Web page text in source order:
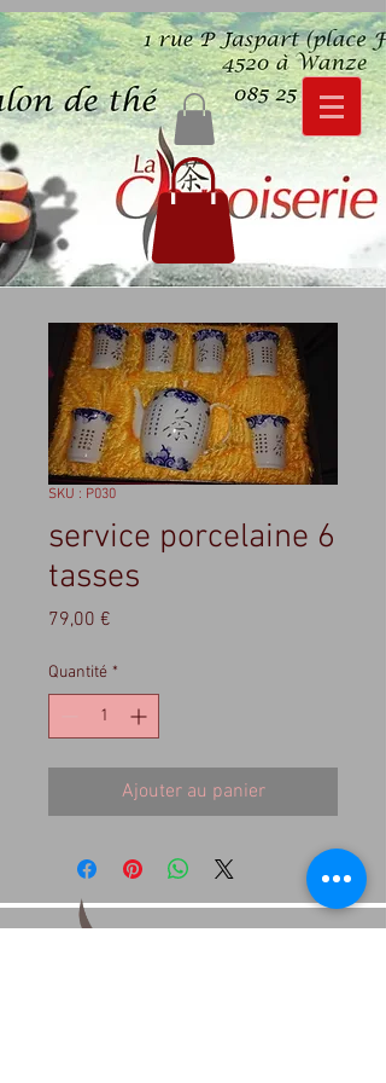
SKU : P030
service porcelaine 6
tasses
79,00 €
Quantité *
Ajouter au panier